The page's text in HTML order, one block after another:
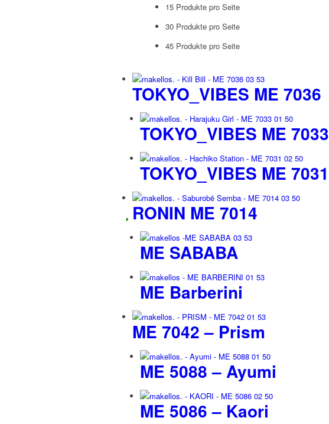
15 Produkte pro Seite
30 Produkte pro Seite
45 Produkte pro Seite
TOKYO_VIBES ME 7036
TOKYO_VIBES ME 7033
TOKYO_VIBES ME 7031
RONIN ME 7014
ME SABABA
ME Barberini
ME 7042 – Prism
ME 5088 – Ayumi
ME 5086 – Kaori